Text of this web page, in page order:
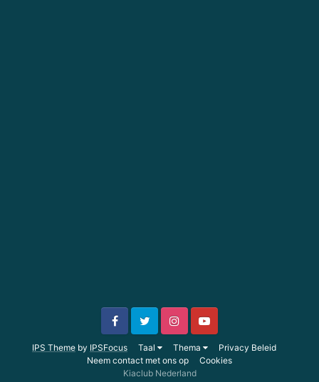
IPS Theme by IPSFocus Taal Thema
Privacy Beleid
Neem contact met ons op
Cookies
Kiaclub Nederland